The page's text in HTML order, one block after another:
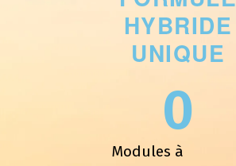
HYBRIDE
UNIQUE
Modules à
0